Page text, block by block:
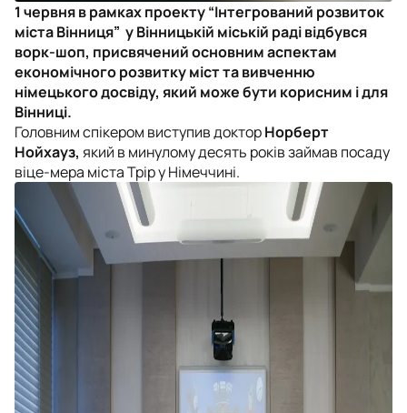
1 червня в рамках проекту “Інтегрований розвиток
міста Вінниця” у Вінницькій міській раді відбувся
ворк-шоп, присвячений основним аспектам
економічного розвитку міст та вивченню
німецького досвіду, який може бути корисним і для
Вінниці.
Головним спікером виступив докторНорберт
Нойхауз, який в минулому десять років займав посаду
віце-мера міста Трір у Німеччині.